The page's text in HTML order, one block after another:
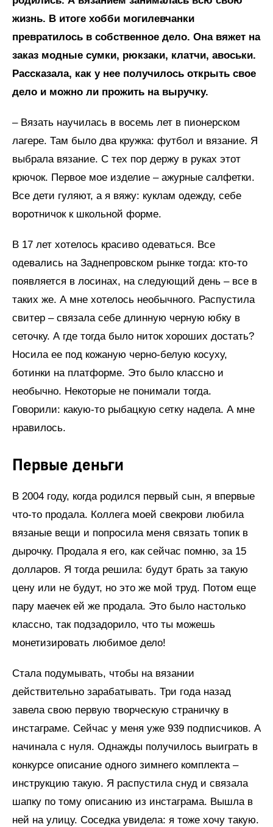
жизнь. В итоге хобби могилевчанки
превратилось в собственное дело. Она вяжет на
заказ модные сумки, рюкзаки, клатчи, авоськи.
Рассказала, как у нее получилось открыть свое
дело и можно ли прожить на выручку.
– Вязать научилась в восемь лет в пионерском
лагере. Там было два кружка: футбол и вязание. Я
выбрала вязание. С тех пор держу в руках этот
крючок. Первое мое изделие – ажурные салфетки.
Все дети гуляют, а я вяжу: куклам одежду, себе
воротничок к школьной форме.
В 17 лет хотелось красиво одеваться. Все
одевались на Заднепровском рынке тогда: кто-то
появляется в лосинах, на следующий день – все в
таких же. А мне хотелось необычного. Распустила
свитер – связала себе длинную черную юбку в
сеточку. А где тогда было ниток хороших достать?
Носила ее под кожаную черно-белую косуху,
ботинки на платформе. Это было классно и
необычно. Некоторые не понимали тогда.
Говорили: какую-то рыбацкую сетку надела. А мне
нравилось.
Первые деньги
В 2004 году, когда родился первый сын, я впервые
что-то продала. Коллега моей свекрови любила
вязаные вещи и попросила меня связать топик в
дырочку. Продала я его, как сейчас помню, за 15
долларов. Я тогда решила: будут брать за такую
цену или не будут, но это же мой труд. Потом еще
пару маечек ей же продала. Это было настолько
классно, так подзадорило, что ты можешь
монетизировать любимое дело!
Стала подумывать, чтобы на вязании
действительно зарабатывать. Три года назад
завела свою первую творческую страничку в
инстаграме. Сейчас у меня уже 939 подписчиков. А
начинала с нуля. Однажды получилось выиграть в
конкурсе описание одного зимнего комплекта –
инструкцию такую. Я распустила снуд и связала
шапку по тому описанию из инстаграма. Вышла в
ней на улицу. Соседка увидела: я тоже хочу такую.